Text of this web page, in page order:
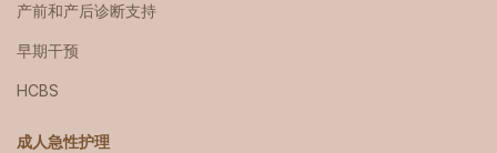
产前和产后诊断支持
早期干预
HCBS
成人急性护理